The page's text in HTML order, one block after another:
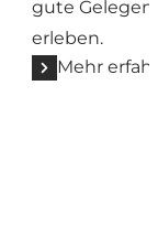
gute
erleben.
Mehr